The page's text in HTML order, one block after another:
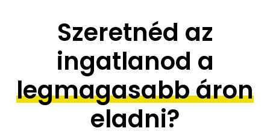
Szeretnéd az
ingatlanod a
legmagasabb áron
eladni?